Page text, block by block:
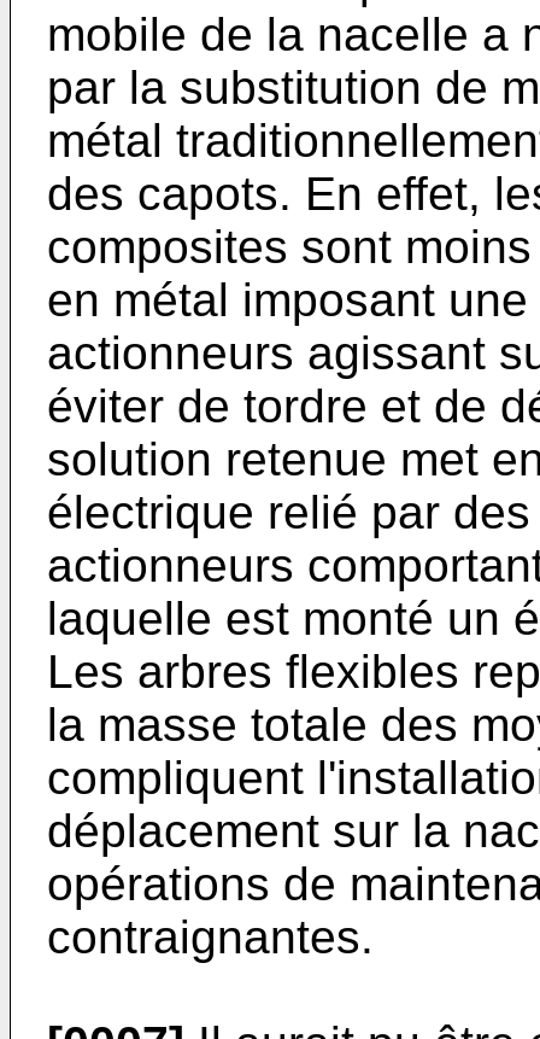
mobile de la nacelle a
par la substitution de
métal
des capots. En effet,
composites sont
en métal imposant
actionneurs agissant
éviter de tordre et de
solution retenue met
électrique relié par
actionneurs
laquelle est monté un
Les arbres flexibles
la masse totale des
compliquent
déplacement sur la
opérations de
contraignantes.